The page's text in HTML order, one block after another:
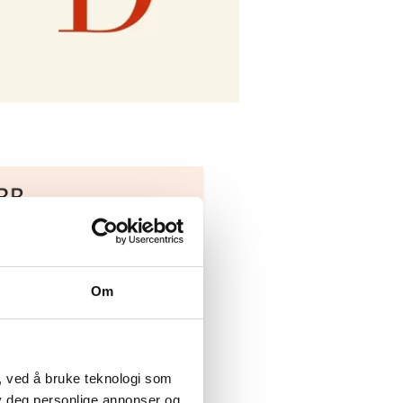
Om
ved å bruke teknologi som
personlige annonser og